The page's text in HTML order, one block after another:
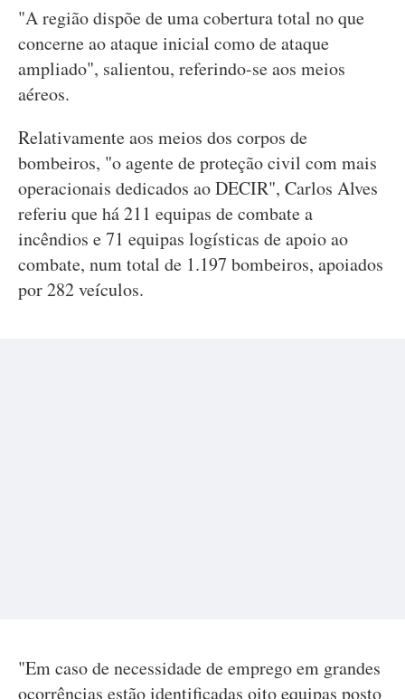
"A região dispõe de uma cobertura total no que
concerne ao ataque inicial como de ataque
ampliado", salientou, referindo-se aos meios
aéreos.
Relativamente aos meios dos corpos de
bombeiros, "o agente de proteção civil com mais
operacionais dedicados ao DECIR", Carlos Alves
referiu que há 211 equipas de combate a
incêndios e 71 equipas logísticas de apoio ao
combate, num total de 1.197 bombeiros, apoiados
por 282 veículos.
"Em caso de necessidade de emprego em grandes
ocorrências estão identificadas oito equipas posto